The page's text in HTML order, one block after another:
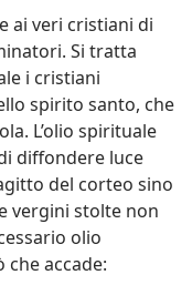
ai veri cristiani di
Si tratta
i cristiani
spirito santo, che
L’olio spirituale
diffondere luce
del corteo sino
vergini stolte non
olio
che accade: